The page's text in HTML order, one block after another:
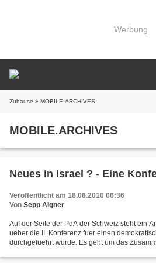
Werbung
Zuhause » MOBILE.ARCHIVES
MOBILE.ARCHIVES
Neues in Israel ? - Eine
Veröffentlicht am 18.08.2010 06:36
Von Sepp Aigner
Auf der Seite der PdA der Schweiz steht ein
ueber die II. Konferenz fuer einen
durchgefuehrt wurde. Es geht um das